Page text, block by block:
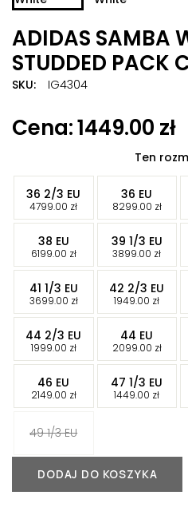
ADIDAS SAMBA
STUDDED PACK
1449.00 zł
-
36 2/3 EU
-
4799.00 zł
-
36 EU
-
8299.00 zł
-
38 EU
-
6199.00 zł
-
39 1/3 EU
-
3899.00 zł
-
41 1/3 EU
-
3699.00 zł
-
42 2/3 EU
-
1949.00 zł
-
44 2/3 EU
-
1999.00 zł
-
44 EU
-
2099.00 zł
-
46 EU
-
2149.00 zł
-
47 1/3 EU
-
1449.00 zł
49 1/3 EU
DODAJ DO KOSZYKA
SKU:
IG4304
Cream White,buty adidas
Ten